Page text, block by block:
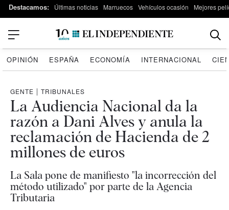
Destacamos: Últimas noticias Marruecos Vehículos ocasión Mejores
OPINIÓN ESPAÑA ECONOMÍA INTERNACIONAL
GENTE | TRIBUNALES
La Audiencia Nacional da la
razón a Dani Alves y anula la
reclamación de Hacienda de 2
millones de euros
La Sala pone de manifiesto "la incorrección del
método utilizado" por parte de la Agencia
Tributaria